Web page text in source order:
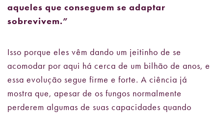
aqueles que conseguem se adaptar
sobrevivem.”
Isso porque eles vêm dando um jeitinho de se
acomodar por aqui há cerca de um bilhão de anos, e
essa evolução segue firme e forte. A ciência já
mostra que, apesar de os fungos normalmente
perderem algumas de suas capacidades quando